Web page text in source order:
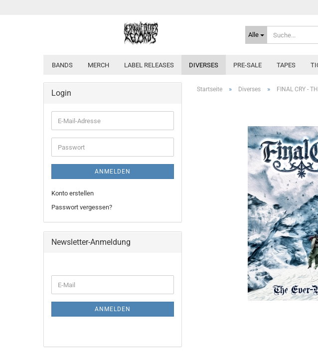
Alle
BANDS MERCH LABEL RELEASES DIVERSES PRE-SALE TAPES
Startseite » Diverses » FINAL CRY -
Login
E-
Mail-
Adresse
Passwort
ANMELDEN
Konto erstellen
Passwort vergessen?
Newsletter-Anmeldung
ZUR
E-
Mail
ANMELDEN